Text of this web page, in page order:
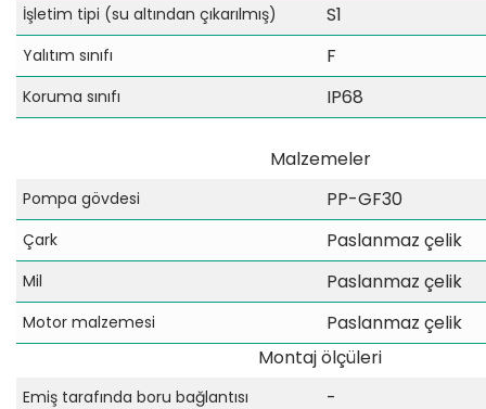
İşletim tipi (su altından çıkarılmış) S1
Yalıtım sınıfı F
Koruma sınıfı IP68
Malzemeler
Pompa gövdesi PP-GF30
Çark Paslanmaz çelik
Mil Paslanmaz çelik
Motor malzemesi
Paslanmaz çelik
Montaj ölçüleri
Emiş tarafında boru bağlantısı -